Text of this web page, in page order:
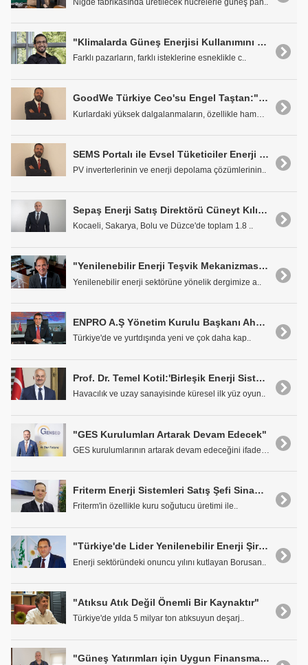
"Klimalarda Güneş Enerjisi Kullanımını Hayata Geçirdik"
Farklı pazarların, farklı isteklerine esneklikle c..
GoodWe Türkiye Ceo'su Engel Taştan:"Kur Artışı Enerji Sektörü için Önemli Bir Risk Oluşturuyor"
SEMS Portalı ile Evsel Tüketiciler Enerji Ticareti Yapabilecek
PV inverterlerinin ve enerji depolama çözümlerinin..
Sepaş Enerji Satış Direktörü Cüneyt Kılıçaslan: "Dijitalleşme SEPAŞ enerjinin öncelik verdiği stratejik bir alan"
Kocaeli, Sakarya, Bolu ve Düzce'de toplam 1.8 ..
"Yenilenebilir Enerji Teşvik Mekanizması Yeniden Tasarlanmalı"
Yenilenebilir enerji sektörüne yönelik dergimize a..
ENPRO A.Ş Yönetim Kurulu Başkanı Ahmet Fayez: "Türk Mühendisliğini Global Enerji Pazarına Sunmalıyız"
Türkiye'de ve yurtdışında yeni ve çok daha kap..
Prof. Dr. Temel Kotil:'Birleşik Enerji Sistemi ile Yüzde 30 Verimlilik Sağladık'
Havacılık ve uzay sanayisinde küresel ilk yüz oyun..
"GES Kurulumları Artarak Devam Edecek"
Friterm Enerji Sistemleri Satış Şefi Sinan Aydın: "Friterm Dünyanın Önde Gelen Üreticilerinden Birisi"
Friterm'in özellikle kuru soğutucu üretimi ile..
"Türkiye'de Lider Yenilenebilir Enerji Şirketi Olmayı Hedefliyoruz"
Enerji sektöründeki onuncu yılını kutlayan Borusan..
"Atıksu Atık Değil Önemli Bir Kaynaktır"
Türkiye'de yılda 5 milyar ton atıksuyun deşarj..
"Güneş Yatırımları için Uygun Finansman Koşulları Oluşturulmalı"